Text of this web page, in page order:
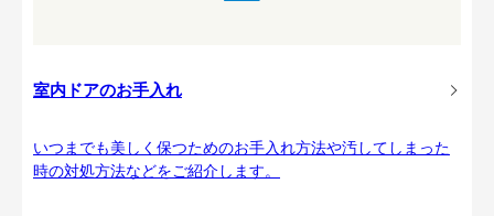
室内ドアのお手入れ
いつまでも美しく保つためのお手入れ方法や汚してしまった
時の対処方法などをご紹介します。